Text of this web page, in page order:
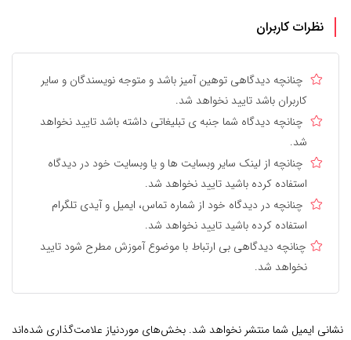
نظرات کاربران
چنانچه دیدگاهی توهین آمیز باشد و متوجه نویسندگان و سایر
کاربران باشد تایید نخواهد شد.
چنانچه دیدگاه شما جنبه ی تبلیغاتی داشته باشد تایید نخواهد
شد.
چنانچه از لینک سایر وبسایت ها و یا وبسایت خود در دیدگاه
استفاده کرده باشید تایید نخواهد شد.
چنانچه در دیدگاه خود از شماره تماس، ایمیل و آیدی تلگرام
استفاده کرده باشید تایید نخواهد شد.
چنانچه دیدگاهی بی ارتباط با موضوع آموزش مطرح شود تایید
نخواهد شد.
نشانی ایمیل شما منتشر نخواهد شد. بخش‌های موردنیاز علامت‌گذاری شده‌اند